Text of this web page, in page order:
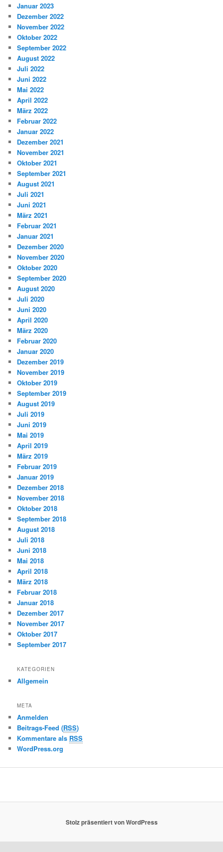
Januar 2023
Dezember 2022
November 2022
Oktober 2022
September 2022
August 2022
Juli 2022
Juni 2022
Mai 2022
April 2022
März 2022
Februar 2022
Januar 2022
Dezember 2021
November 2021
Oktober 2021
September 2021
August 2021
Juli 2021
Juni 2021
März 2021
Februar 2021
Januar 2021
Dezember 2020
November 2020
Oktober 2020
September 2020
August 2020
Juli 2020
Juni 2020
April 2020
März 2020
Februar 2020
Januar 2020
Dezember 2019
November 2019
Oktober 2019
September 2019
August 2019
Juli 2019
Juni 2019
Mai 2019
April 2019
März 2019
Februar 2019
Januar 2019
Dezember 2018
November 2018
Oktober 2018
September 2018
August 2018
Juli 2018
Juni 2018
Mai 2018
April 2018
März 2018
Februar 2018
Januar 2018
Dezember 2017
November 2017
Oktober 2017
September 2017
KATEGORIEN
Allgemein
META
Anmelden
Beitrags-Feed (RSS)
Kommentare als RSS
WordPress.org
Stolz präsentiert von WordPress